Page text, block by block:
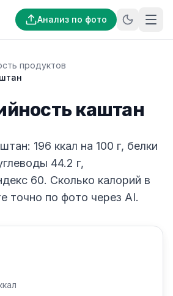
Анализ по фото
продуктов
каштан
196 ккал на 100 г, белки
44.2 г,
60. Сколько калорий в
точно по фото через AI.